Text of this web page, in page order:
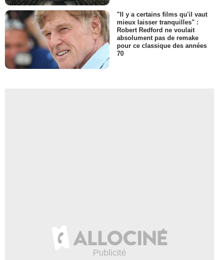
"Il y a certains films qu'il vaut
mieux laisser tranquilles" :
Robert Redford ne voulait
absolument pas de remake
pour ce classique des années
70